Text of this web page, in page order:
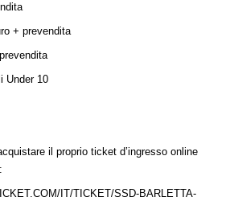
+ prevendita
Under 10
il proprio ticket d’ingresso online
IT/TICKET/SSD-BARLETTA-